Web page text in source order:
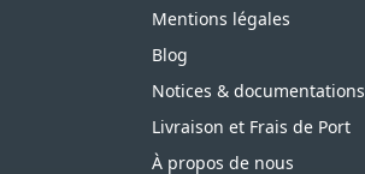
Mentions légales
Blog
Notices & documentations
Livraison et Frais de Port
À propos de nous